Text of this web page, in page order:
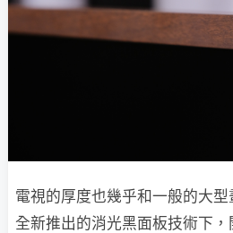
電視的厚度也幾乎和一般的大
全新推出的消光黑面板技術下，